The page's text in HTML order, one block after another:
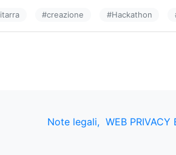
#creazione #Hackathon
Note legali, WEB PRIVACY